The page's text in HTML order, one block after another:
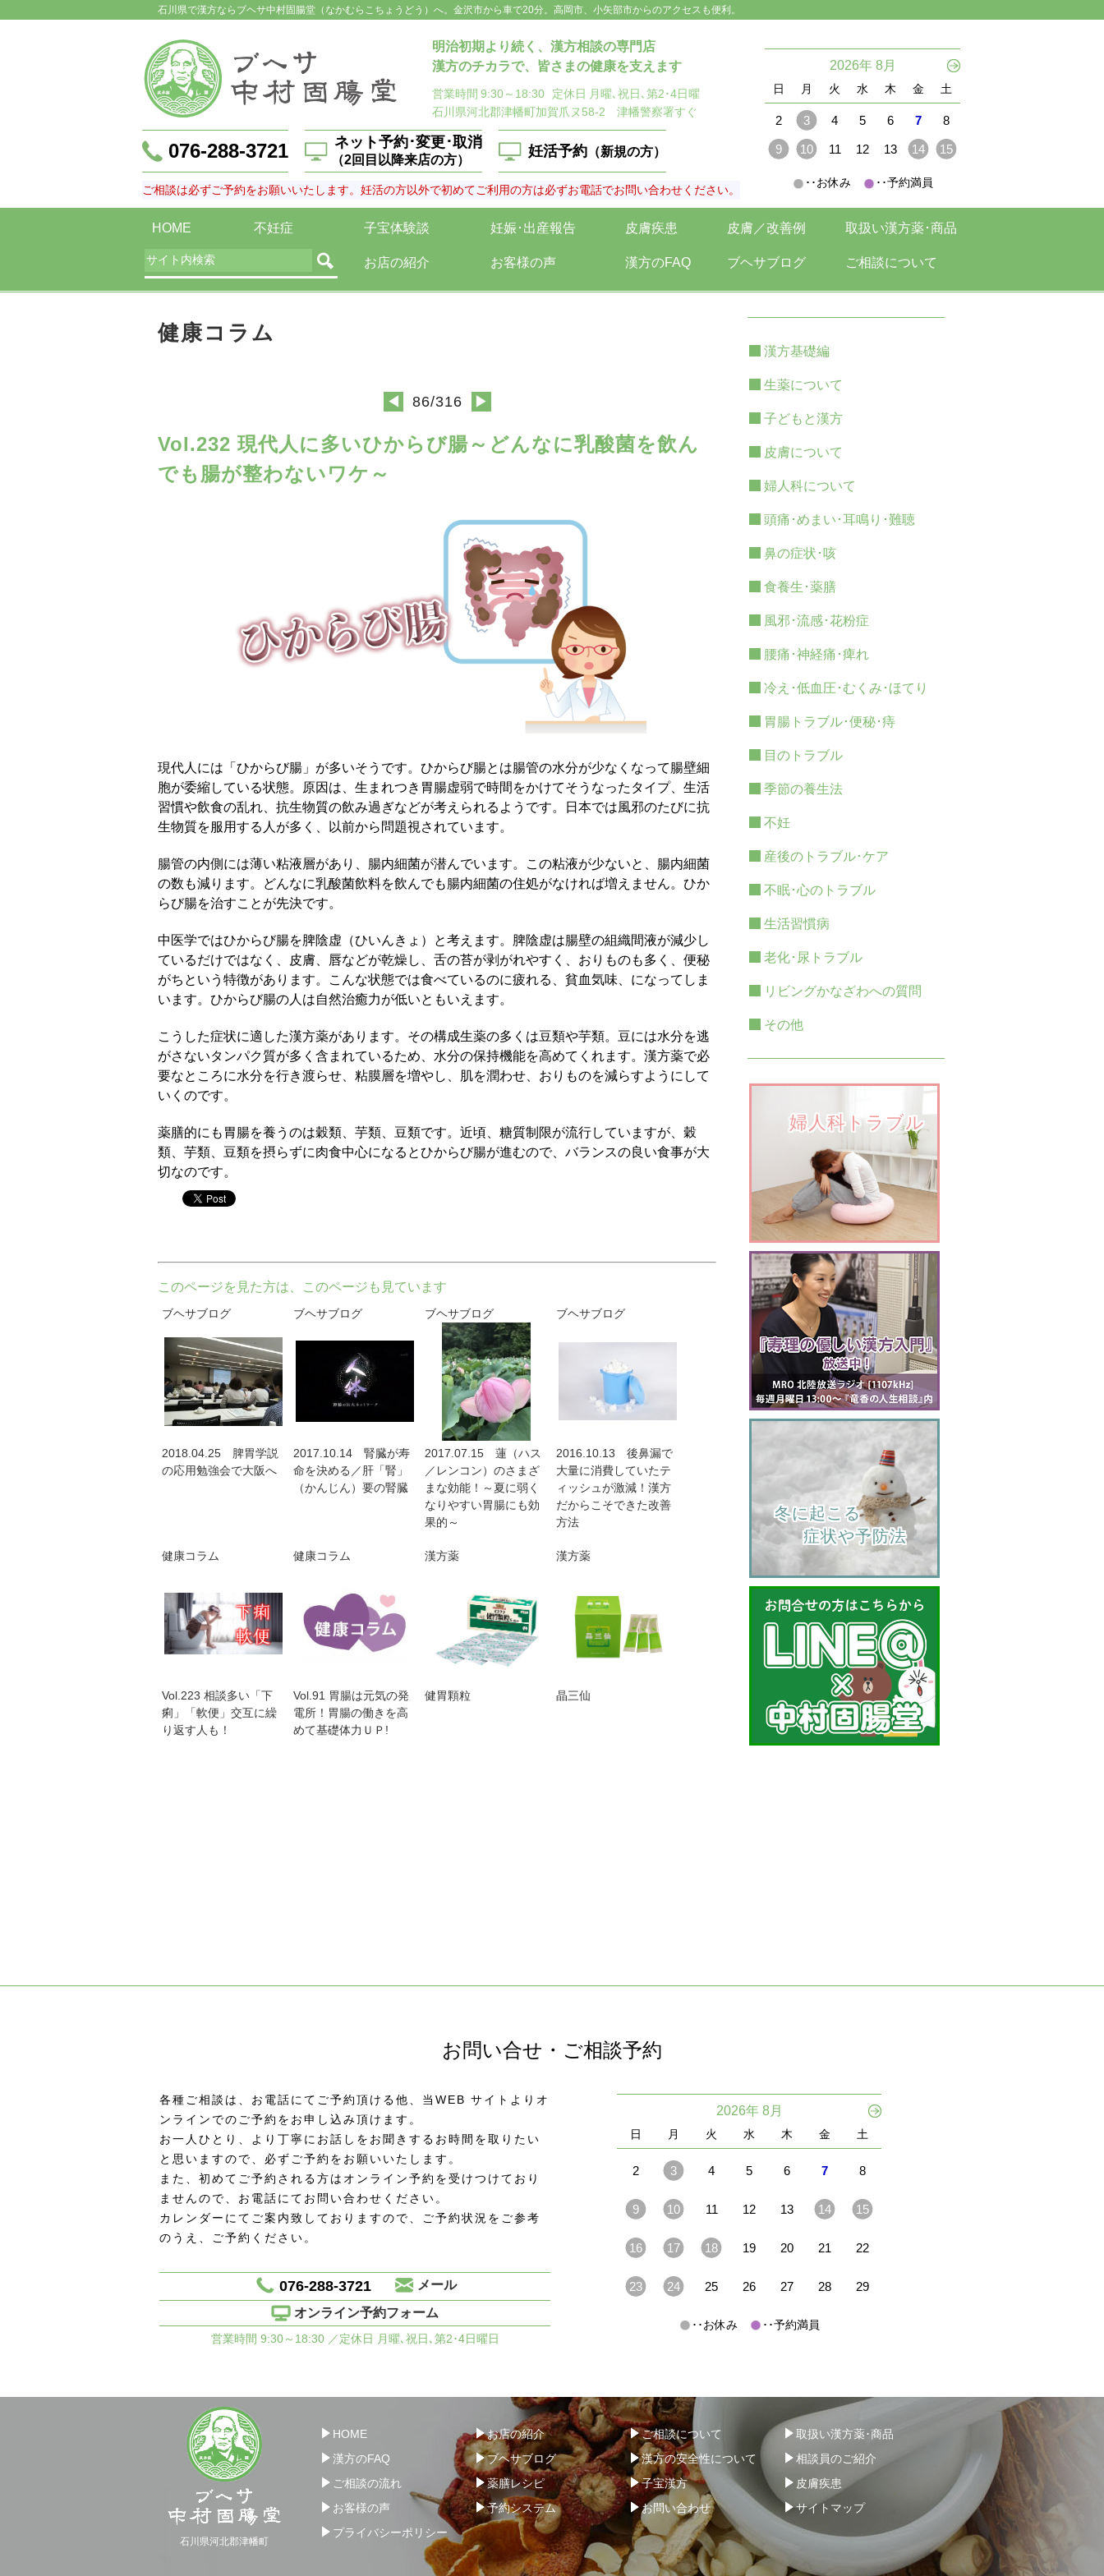
石川県で漢方ならブヘサ中村固腸堂（なかむらこちょうどう）へ。金沢市から車で20分。高岡市、小矢部市からのアクセスも便利。
明治初期より続く、漢方相談の専門店
漢方のチカラで、皆さまの健康を支えます
営業時間 9:30～18:30 定休日 月曜､祝日､第2･4日曜
石川県河北郡津幡町加賀爪ヌ58-2 津幡警察署すぐ
076-288-3721 ネット予約･変更･取消
（2回目以降来店の方）
妊活予約 （新規の方）
ご相談は必ずご予約をお願いいたします。妊活の方以外で初めてご利用の方は必ずお電話でお問い合わせください。
2026年 8月
日 月 火 水 木 金 土
2 3 4 5 6 7 8
9 10 11 12 13 14 15
･･お休み ･･予約満員
HOME 不妊症 子宝体験談 妊娠･出産報告 皮膚疾患 皮膚／改善例 取扱い漢方薬･商品
お店の紹介 お客様の声 漢方のFAQ ブヘサブログ ご相談について
健康コラム
◀ 86/316 ▶
Vol.232 現代人に多いひからび腸～どんなに乳酸菌を飲ん
でも腸が整わないワケ～
現代人には「ひからび腸」が多いそうです。ひからび腸とは腸管の水分が少なくなって腸壁細
胞が委縮している状態。原因は、生まれつき胃腸虚弱で時間をかけてそうなったタイプ、生活
習慣や飲食の乱れ、抗生物質の飲み過ぎなどが考えられるようです。日本では風邪のたびに抗
生物質を服用する人が多く、以前から問題視されています。
腸管の内側には薄い粘液層があり、腸内細菌が潜んでいます。この粘液が少ないと、腸内細菌
の数も減ります。どんなに乳酸菌飲料を飲んでも腸内細菌の住処がなければ増えません。ひか
らび腸を治すことが先決です。
中医学ではひからび腸を脾陰虚（ひいんきょ）と考えます。脾陰虚は腸壁の組織間液が減少し
ているだけではなく、皮膚、唇などが乾燥し、舌の苔が剥がれやすく、おりものも多く、便秘
がちという特徴があります。こんな状態では食べているのに疲れる、貧血気味、になってしま
います。ひからび腸の人は自然治癒力が低いともいえます。
こうした症状に適した漢方薬があります。その構成生薬の多くは豆類や芋類。豆には水分を逃
がさないタンパク質が多く含まれているため、水分の保持機能を高めてくれます。漢方薬で必
要なところに水分を行き渡らせ、粘膜層を増やし、肌を潤わせ、おりものを減らすようにして
いくのです。
薬膳的にも胃腸を養うのは穀類、芋類、豆類です。近頃、糖質制限が流行していますが、穀
類、芋類、豆類を摂らずに肉食中心になるとひからび腸が進むので、バランスの良い食事が大
切なのです。
このページを見た方は、このページも見ています
ブヘサブログ
2018.04.25 脾胃学説
の応用勉強会で大阪へ
ブヘサブログ
2017.10.14 腎臓が寿
命を決める／肝「腎」
（かんじん）要の腎臓
ブヘサブログ
2017.07.15 蓮（ハス
／レンコン）のさまざ
まな効能！～夏に弱く
なりやすい胃腸にも効
果的～
ブヘサブログ
2016.10.13 後鼻漏で
大量に消費していたテ
ィッシュが激減！漢方
だからこそできた改善
方法
健康コラム
Vol.223 相談多い「下
痢」「軟便」交互に繰
り返す人も！
健康コラム
Vol.91 胃腸は元気の発
電所！胃腸の働きを高
めて基礎体力ＵＰ!
漢方薬
健胃顆粒
漢方薬
晶三仙
漢方基礎編
生薬について
子どもと漢方
皮膚について
婦人科について
頭痛･めまい･耳鳴り･難聴
鼻の症状･咳
食養生･薬膳
風邪･流感･花粉症
腰痛･神経痛･痺れ
冷え･低血圧･むくみ･ほてり
胃腸トラブル･便秘･痔
目のトラブル
季節の養生法
不妊
産後のトラブル･ケア
不眠･心のトラブル
生活習慣病
老化･尿トラブル
リビングかなざわへの質問
その他
婦人科トラブル
    冬に起こる
         症状や予防法
お問い合せ・ご相談予約
各種ご相談は、お電話にてご予約頂ける他、当WEB サイトよりオ
ンラインでのご予約をお申し込み頂けます。
お一人ひとり、より丁寧にお話しをお聞きするお時間を取りたい
と思いますので、必ずご予約をお願いいたします。
また、初めてご予約される方はオンライン予約を受けつけており
ませんので、お電話にてお問い合わせください。
カレンダーにてご案内致しておりますので、ご予約状況をご参考
のうえ、ご予約ください。
076-288-3721
メール
オンライン予約フォーム
営業時間 9:30～18:30 ／定休日 月曜､祝日､第2･4日曜日
2026年 8月
日 月 火 水 木 金 土
2 3 4 5 6 7 8
9 10 11 12 13 14 15
16 17 18 19 20 21 22
23 24 25 26 27 28 29
･･お休み ･･予約満員
石川県河北郡津幡町
HOME お店の紹介 ご相談について
取扱い漢方薬･商品
漢方のFAQ
ブヘサブログ 漢方の安全性について
相談員のご紹介
ご相談の流れ
薬膳レシピ 子宝漢方
皮膚疾患
お客様の声
予約システム お問い合わせ
サイトマップ
プライバシーポリシー